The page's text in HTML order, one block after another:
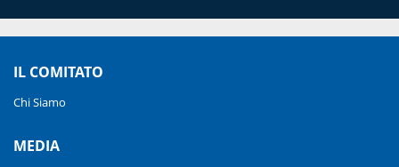
IL COMITATO
Chi Siamo
MEDIA